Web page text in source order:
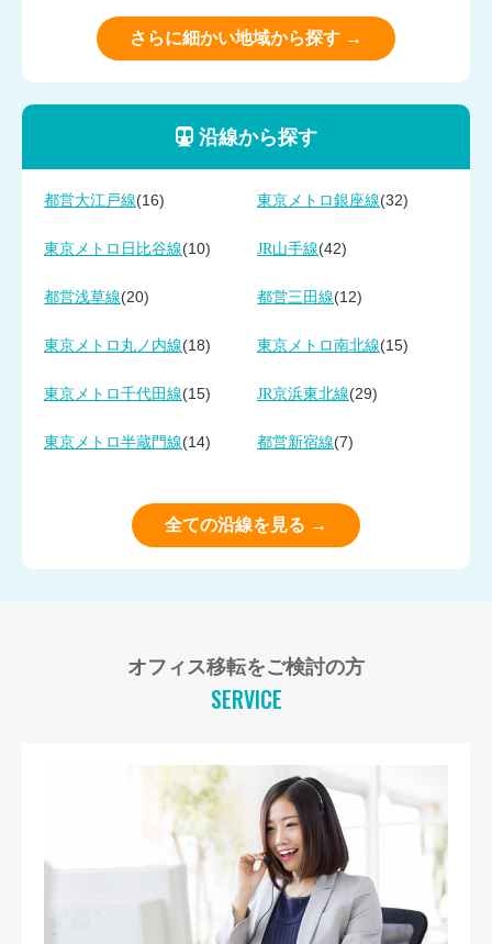
さらに細かい地域から探す →
沿線から探す
都営大江戸線(16) 東京メトロ銀座線(32)
東京メトロ日比谷線(10) JR山手線(42)
都営浅草線(20) 都営三田線(12)
東京メトロ丸ノ内線(18) 東京メトロ南北線(15)
東京メトロ千代田線(15) JR京浜東北線(29)
東京メトロ半蔵門線(14) 都営新宿線(7)
全ての沿線を見る →
オフィス移転をご検討の方
SERVICE